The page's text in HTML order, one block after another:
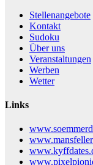
Stellenangebote
Kontakt
Sudoku
Über uns
Veranstaltungen
Werben
Wetter
Links